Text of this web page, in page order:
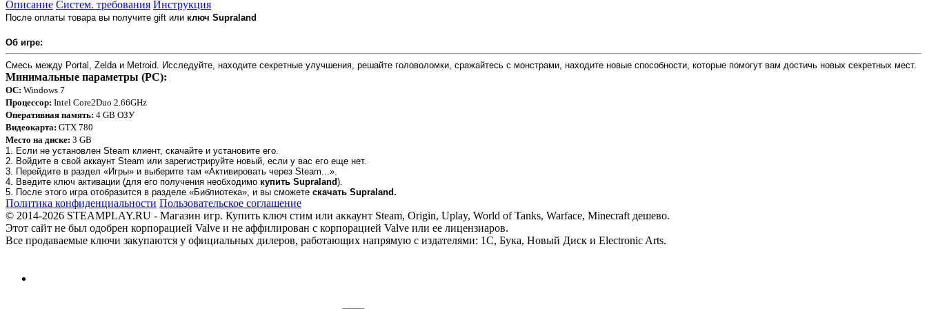
Описание Систем. требования Инструкция
После оплаты товара вы получите gift или ключ Supraland
Об игре:
Смесь между Portal, Zelda и Metroid. Исследуйте, находите секретные улучшения, решайте головоломки, сражайтесь с монстрами, находите новые способности, которые помогут вам достичь новых секретных мест.
Минимальные параметры (PC):
ОС: Windows 7
Процессор: Intel Core2Duo 2.66GHz
Оперативная память: 4 GB ОЗУ
Видеокарта: GTX 780
Место на диске: 3 GB
1. Если не установлен Steam клиент, скачайте и установите его.
2. Войдите в свой аккаунт Steam или зарегистрируйте новый, если у вас его еще нет.
3. Перейдите в раздел «Игры» и выберите там «Активировать через Steam...».
4. Введите ключ активации (для его получения необходимо купить Supraland).
5. После этого игра отобразится в разделе «Библиотека», и вы сможете скачать Supraland.
Политика конфиденциальности Пользовательское соглашение
© 2014-2026 STEAMPLAY.RU - Магазин игр. Купить ключ стим или аккаунт Steam, Origin, Uplay, World of Tanks, Warface, Minecraft дешево.
Этот сайт не был одобрен корпорацией Valve и не аффилирован с корпорацией Valve или ее лицензиаров.
Все продаваемые ключи закупаются у официальных дилеров, работающих напрямую с издателями: 1С, Бука, Новый Диск и Electronic Arts.